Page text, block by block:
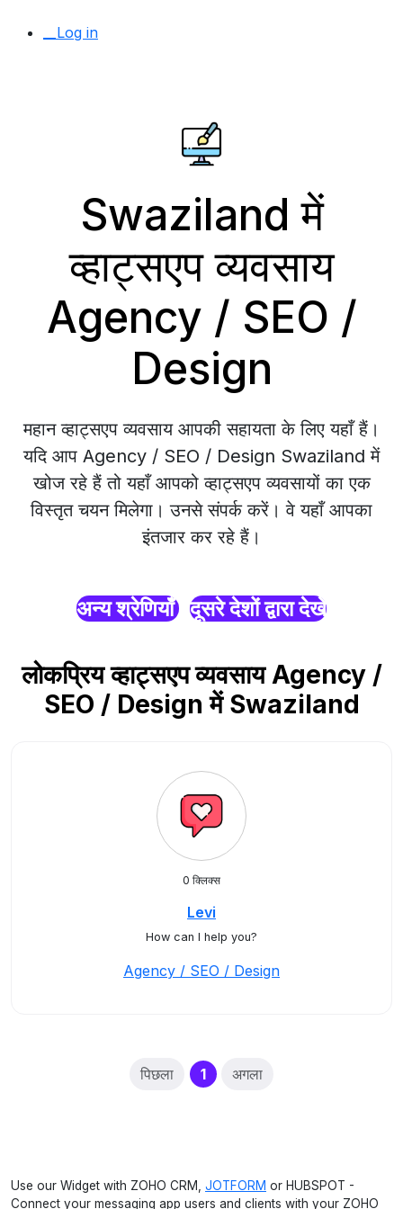
__Log in
Swaziland में
व्हाट्सएप व्यवसाय
Agency / SEO /
Design
महान व्हाट्सएप व्यवसाय आपकी सहायता के लिए यहाँ हैं।
यदि आप Agency / SEO / Design Swaziland में
खोज रहे हैं तो यहाँ आपको व्हाट्सएप व्यवसायों का एक
विस्तृत चयन मिलेगा। उनसे संपर्क करें। वे यहाँ आपका
इंतजार कर रहे हैं।
अन्य श्रेणियाँ दूसरे देशों द्वारा देखें
लोकप्रिय व्हाट्सएप व्यवसाय Agency /
SEO / Design में Swaziland
0 क्लिक्स
Levi
How can I help you?
Agency / SEO / Design
पिछला 1(current)
अगला
Use our Widget with ZOHO CRM, JOTFORM or HUBSPOT -
Connect your messaging app users and clients with your ZOHO